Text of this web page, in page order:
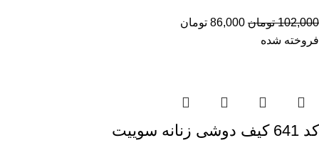
102,000 تومان 86,000 تومان
فروخته شده
کد 641 کیف دوشی زنانه سوییت